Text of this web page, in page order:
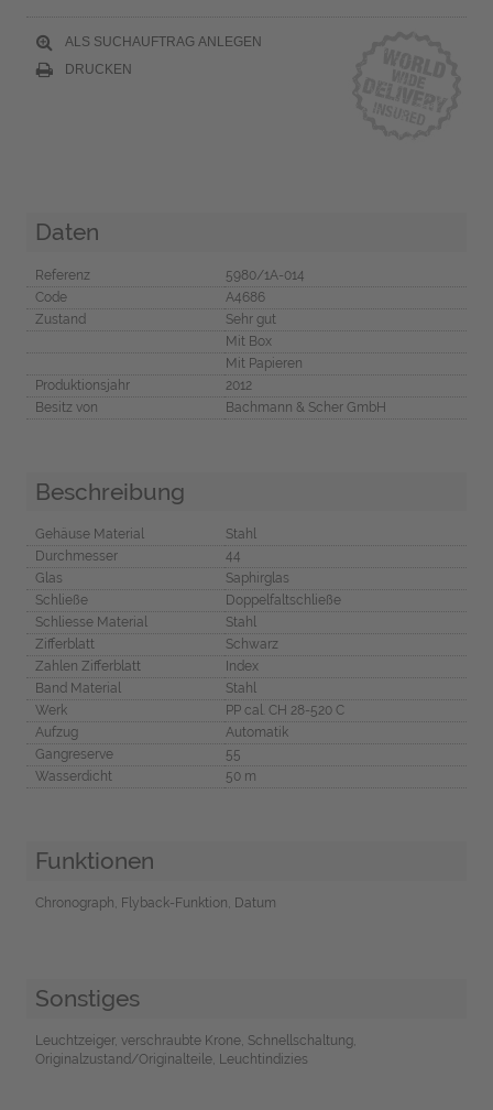
ALS SUCHAUFTRAG ANLEGEN
DRUCKEN
Daten
Referenz
5980/1A-014
Code
A4686
Zustand
Sehr gut
Mit Box
Mit Papieren
Produktionsjahr
2012
Besitz von
Bachmann & Scher GmbH
Beschreibung
Gehäuse Material
Stahl
Durchmesser
44
Glas
Saphirglas
Schließe
Doppelfaltschließe
Schliesse Material
Stahl
Zifferblatt
Schwarz
Zahlen Zifferblatt
Index
Band Material
Stahl
Werk
PP cal. CH 28-520 C
Aufzug
Automatik
Gangreserve
55
Wasserdicht
50 m
Funktionen
Chronograph, Flyback-Funktion, Datum
Sonstiges
Leuchtzeiger, verschraubte Krone, Schnellschaltung,
Originalzustand/Originalteile, Leuchtindizies